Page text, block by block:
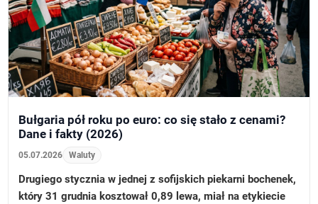
Bułgaria pół roku po euro: co się stało z cenami?
Dane i fakty (2026)
05.07.2026 Waluty
Drugiego stycznia w jednej z sofijskich piekarni bochenek,
który 31 grudnia kosztował 0,89 lewa, miał na etykiecie